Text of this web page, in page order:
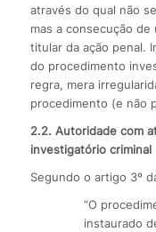
através do qual não
mas a consecução
titular da ação penal.
do procedimento
regra, mera
procedimento (e não
2.2. Autoridade com
investigatório criminal
Segundo o artigo 3º
“O
instaurado